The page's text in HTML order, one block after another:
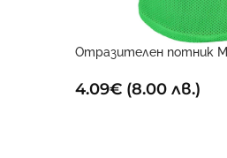
Отразителен потник
4.09€ (8.00 лв.)